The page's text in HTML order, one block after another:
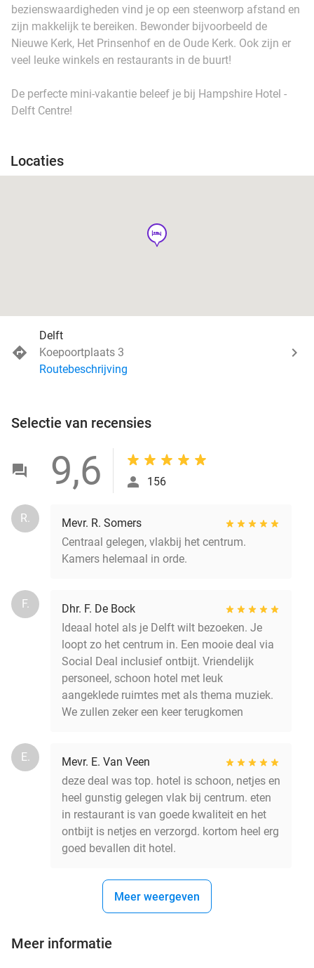
bezienswaardigheden vind je op een steenworp afstand en
zijn makkelijk te bereiken. Bewonder bijvoorbeeld de
Nieuwe Kerk, Het Prinsenhof en de Oude Kerk. Ook zijn er
veel leuke winkels en restaurants in de buurt!
De perfecte mini-vakantie beleef je bij Hampshire Hotel -
Delft Centre!
Locaties
hotel
Delft
Koepoortplaats 3
Routebeschrijving
Selectie van recensies
9,6 156
R.
Mevr. R. Somers
Centraal gelegen, vlakbij het centrum.
Kamers helemaal in orde.
F.
Dhr. F. De Bock
Ideaal hotel als je Delft wilt bezoeken. Je
loopt zo het centrum in. Een mooie deal via
Social Deal inclusief ontbijt. Vriendelijk
personeel, schoon hotel met leuk
aangeklede ruimtes met als thema muziek.
We zullen zeker een keer terugkomen
E.
Mevr. E. Van Veen
deze deal was top. hotel is schoon, netjes en
heel gunstig gelegen vlak bij centrum. eten
in restaurant is van goede kwaliteit en het
ontbijt is netjes en verzorgd. kortom heel erg
goed bevallen dit hotel.
Meer weergeven
Meer informatie